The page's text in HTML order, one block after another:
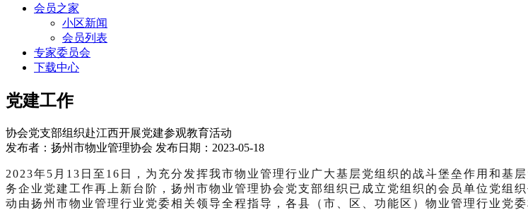
会员之家
小区新闻
会员列表
专家委员会
下载中心
党建工作
协会党支部组织赴江西开展党建参观教育活动
发布者：扬州市物业管理协会 发布日期：2023-05-18
2023年5月13日 至16日， 为 充分发挥我市物业管理行业广大基层党组织的战斗堡垒作用和基
务企业党建工作再上新台阶，扬州市物业管理协会党支部组织已成立党组织的会员单位党组织
动由扬州市物业管理行业党委相关领导全程指导，各县（市、区、功能区）物业管理行业党